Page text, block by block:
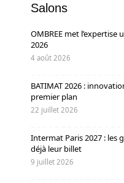
Salons
OMBREE met
2026
4 août 2026
BATIMAT 2026 :
premier plan
22 juillet 2026
Intermat Paris 2027 : les
déjà leur billet
9 juillet 2026